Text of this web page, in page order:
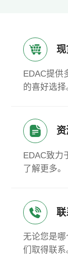
现
EDAC提供
的喜好选择
EDAC致力
了解更多。
联
无论您是
们取得联系